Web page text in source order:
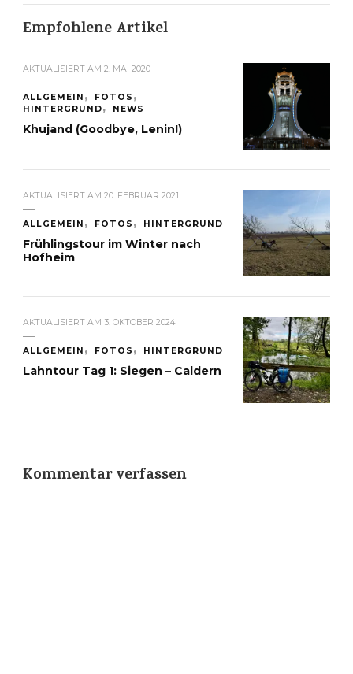
Empfohlene Artikel
AKTUALISIERT AM 2. MAI 2020
ALLGEMEIN
FOTOS
HINTERGRUND
NEWS
Khujand (Goodbye, Lenin!)
AKTUALISIERT AM 20. FEBRUAR 2021
ALLGEMEIN FOTOS HINTERGRUND
Frühlingstour im Winter nach
Hofheim
AKTUALISIERT AM 3. OKTOBER 2024
ALLGEMEIN FOTOS HINTERGRUND
Lahntour Tag 1: Siegen – Caldern
Kommentar verfassen